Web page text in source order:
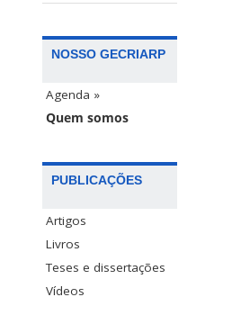
NOSSO GECRIARP
Agenda »
Quem somos
PUBLICAÇÕES
Artigos
Livros
Teses e dissertações
Vídeos